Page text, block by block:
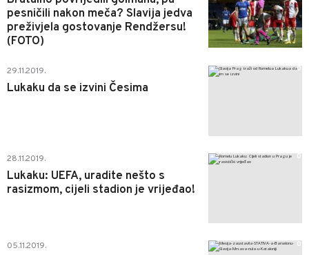
pesničili nakon meča? Slavija jedva
preživjela gostovanje Rendžersu!
(FOTO)
29.11.2019.
Lukaku da se izvini Česima
0
28.11.2019.
Lukaku: UEFA, uradite nešto s
rasizmom, cijeli stadion je vrijeđao!
0
05.11.2019. 0